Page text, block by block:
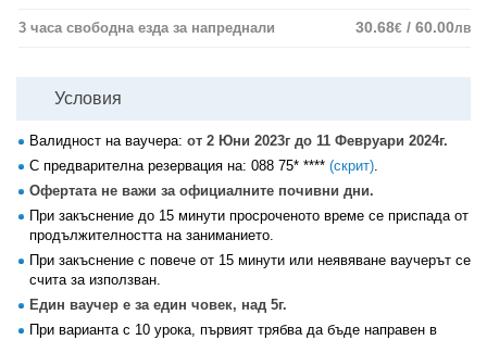
3 часа свободна езда за напреднали 30.68€ / 60.00лв
Условия
Валидност на ваучера: от 2 Юни 2023г до 11 Февруари 2024г.
С предварителна резервация на: 088 75* **** (скрит).
Офертата не важи за официалните почивни дни.
При закъснение до 15 минути просроченото време се приспада от
продължителността на заниманието.
При закъснение с повече от 15 минути или неявяване ваучерът се
счита за използван.
Един ваучер е за един човек, над 5г.
При варианта с 10 урока, първият трябва да бъде направен в